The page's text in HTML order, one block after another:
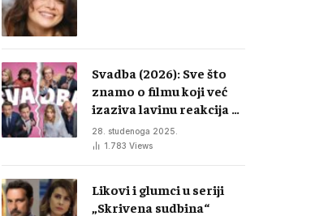
Svadba (2026): Sve što
znamo o filmu koji već
izaziva lavinu reakcija u
regiji
28. studenoga 2025.
1.783 Views
Likovi i glumci u seriji
„Skrivena sudbina“